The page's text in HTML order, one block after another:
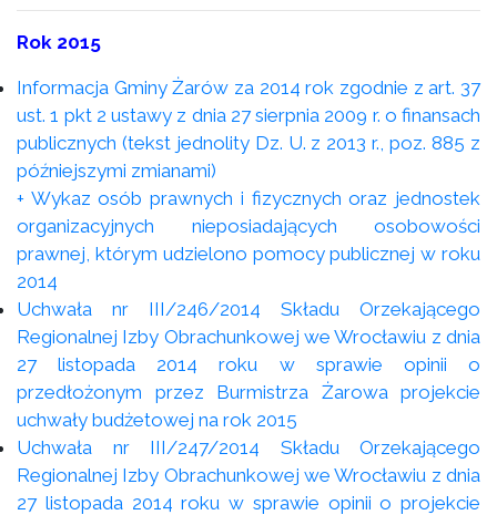
Rok 2015
Informacja Gminy Żarów za 2014 rok zgodnie z art. 37
ust. 1 pkt 2 ustawy z dnia 27 sierpnia 2009 r. o finansach
publicznych (tekst jednolity Dz. U. z 2013 r., poz. 885 z
późniejszymi zmianami)
+ Wykaz osób prawnych i fizycznych oraz jednostek
organizacyjnych nieposiadających osobowości
prawnej, którym udzielono pomocy publicznej w roku
2014
Uchwała nr III/246/2014 Składu Orzekającego
Regionalnej Izby Obrachunkowej we Wrocławiu z dnia
27 listopada 2014 roku w sprawie opinii o
przedłożonym przez Burmistrza Żarowa projekcie
uchwały budżetowej na rok 2015
Uchwała nr III/247/2014 Składu Orzekającego
Regionalnej Izby Obrachunkowej we Wrocławiu z dnia
27 listopada 2014 roku w sprawie opinii o projekcie